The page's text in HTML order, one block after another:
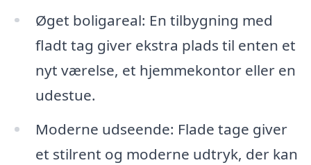
Øget boligareal: En tilbygning med
fladt tag giver ekstra plads til enten et
nyt værelse, et hjemmekontor eller en
udestue.
Moderne udseende: Flade tage giver
et stilrent og moderne udtryk, der kan